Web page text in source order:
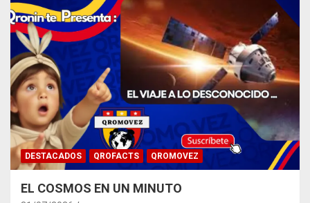
DESTACADOS QROFACTS QROMOVEZ
EL COSMOS EN UN MINUTO